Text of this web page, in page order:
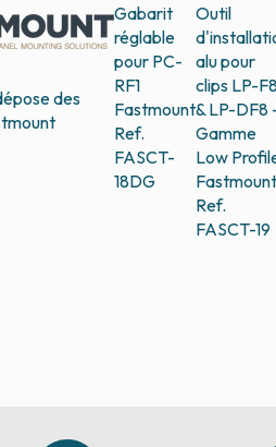
des
Gabarit
réglable
pour PC-
RF1
Fastmount
Ref.
FASCT-
18DG
Outil
alu pour
clips LP-
& LP-DF8
Gamme
Low
Fastmount
Ref.
FASCT-19